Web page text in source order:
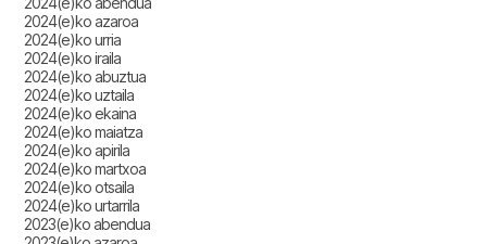
2024(e)ko azaroa
2024(e)ko urria
2024(e)ko iraila
2024(e)ko abuztua
2024(e)ko uztaila
2024(e)ko ekaina
2024(e)ko maiatza
2024(e)ko apirila
2024(e)ko martxoa
2024(e)ko otsaila
2024(e)ko urtarrila
2023(e)ko abendua